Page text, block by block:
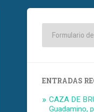
ENTRADAS
CAZA DE
Guadamino,